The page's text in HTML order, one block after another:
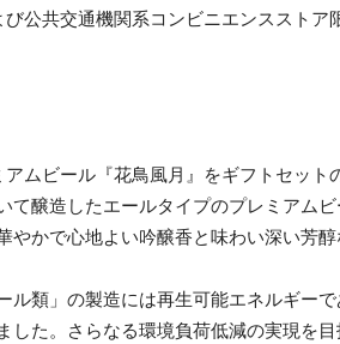
公共交通機関系コンビニエンスストア
ムビール『花鳥風月』をギフトセット
て醸造したエールタイプのプレミアム
かで心地よい吟醸香と味わい深い芳醇
類」の製造には再生可能エネルギー
した。さらなる環境負荷低減の実現を